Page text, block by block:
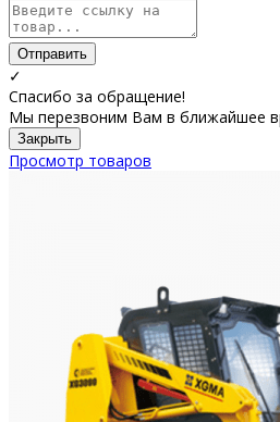
Отправить
✓
Спасибо за обращение!
Мы перезвоним Вам в ближайшее
Закрыть
Просмотр товаров